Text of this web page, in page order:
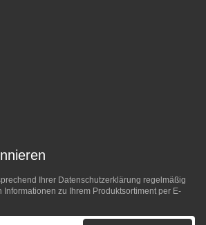
Ihrer Datenschutzerklärung regelmäßig
zu Ihrem Produktsortiment per E-